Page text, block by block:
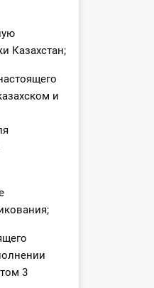
Казахстан;
и
3